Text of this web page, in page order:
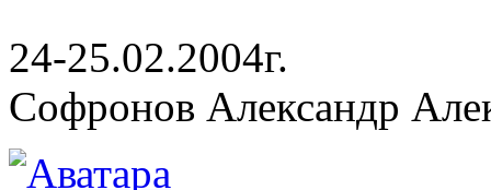
24-25.02.2004г.
Софронов Александр